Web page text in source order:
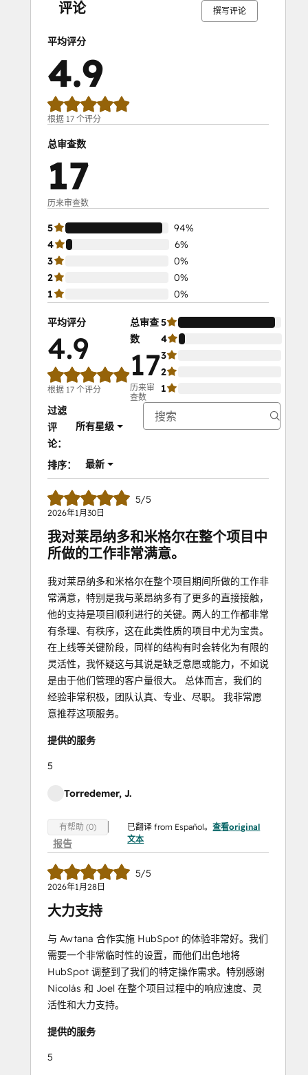
评论 撰写评论
平均评分
4.9
根据 17 个评分
总审查数
17
历来审查数
5
94%
4
6%
3
0%
2
0%
1
0%
平均评分
4.9
根据 17 个评分
总审查
数
17
历来审
查数
5
4
3
2
1
过滤
评
论：
所有星级
排序： 最新
5/5
2026年1月30日
我对莱昂纳多和米格尔在整个项目中
所做的工作非常满意。
我对莱昂纳多和米格尔在整个项目期间所做的工作非
常满意，特别是我与莱昂纳多有了更多的直接接触，
他的支持是项目顺利进行的关键。两人的工作都非常
有条理、有秩序，这在此类性质的项目中尤为宝贵。
在上线等关键阶段，同样的结构有时会转化为有限的
灵活性，我怀疑这与其说是缺乏意愿或能力，不如说
是由于他们管理的客户量很大。 总体而言，我们的
经验非常积极，团队认真、专业、尽职。 我非常愿
意推荐这项服务。
提供的服务
5
Torredemer, J.
有帮助 (0)
报告
已翻译 from Español。查看original
文本
5/5
2026年1月28日
大力支持
与 Awtana 合作实施 HubSpot 的体验非常好。我们
需要一个非常临时性的设置，而他们出色地将
HubSpot 调整到了我们的特定操作需求。特别感谢
Nicolás 和 Joel 在整个项目过程中的响应速度、灵
活性和大力支持。
提供的服务
5